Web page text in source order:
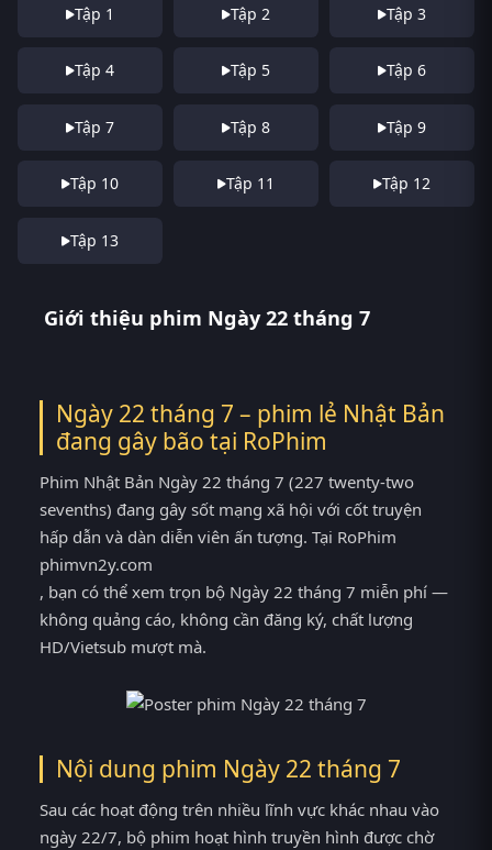
Tập 1 Tập 2 Tập 3
Tập 4 Tập 5 Tập 6
Tập 7 Tập 8 Tập 9
Tập 10 Tập 11 Tập 12
Tập 13
Giới thiệu phim Ngày 22 tháng 7
Ngày 22 tháng 7 – phim lẻ Nhật Bản
đang gây bão tại RoPhim
Phim Nhật Bản Ngày 22 tháng 7 (227 twenty-two
sevenths) đang gây sốt mạng xã hội với cốt truyện
hấp dẫn và dàn diễn viên ấn tượng. Tại RoPhim
phimvn2y.com
, bạn có thể xem trọn bộ Ngày 22 tháng 7 miễn phí —
không quảng cáo, không cần đăng ký, chất lượng
HD/Vietsub mượt mà.
Nội dung phim Ngày 22 tháng 7
Sau các hoạt động trên nhiều lĩnh vực khác nhau vào
ngày 22/7, bộ phim hoạt hình truyền hình được chờ